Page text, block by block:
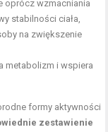
oprócz wzmacniania
stabilności ciała,
na zwiększenie
metabolizm i wspiera
formy aktywności
zestawienie